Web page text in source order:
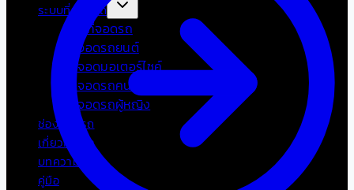
ระบบที่จอดรถ
เช่าที่จอดรถ
ที่จอดรถยนต์
ที่จอดมอเตอร์ไซค์
ที่จอดรถคนพิการ
ที่จอดรถผู้หญิง
ช่องจอดรถ
เกี่ยวกับเรา
บทความ
คู่มือ